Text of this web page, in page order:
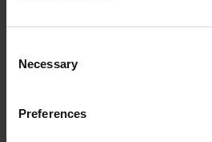
Selection
Necessary
Preferences
IMAGINI ȘI VIDEOCLIPURI